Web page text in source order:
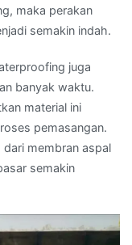
maka perakan
semakin indah.
juga
banyak waktu.
material ini
pemasangan.
membran aspal
semakin